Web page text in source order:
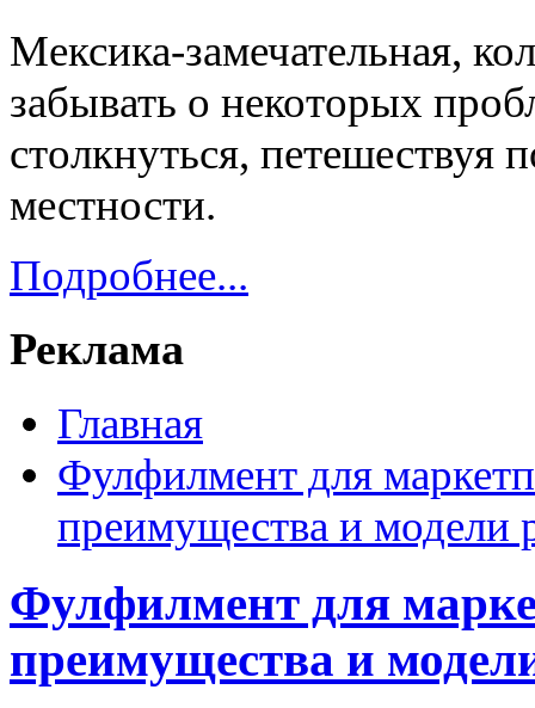
Мексика-замечательная,
забывать о некоторых
столкнуться, петешествуя
местности.
Подробнее...
Реклама
Главная
Фулфилмент для
преимущества и модели
Фулфилмент для
преимущества и